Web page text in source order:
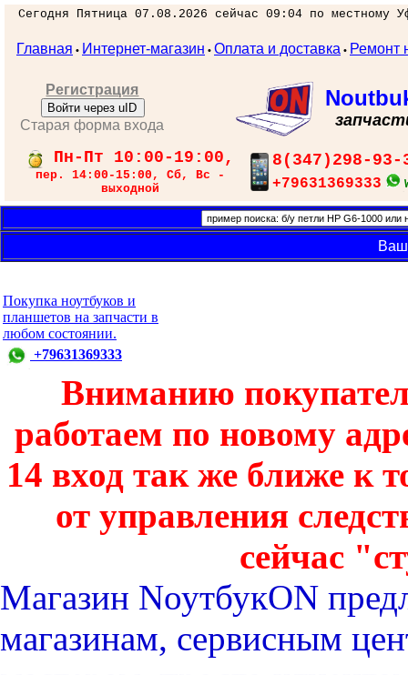
Сегодня Пятница 07.08.2026 сейчас 09:04 по местному
Главная • Интернет-магазин • Оплата и доставка • Ремонт
Регистрация
Войти через uID
Старая форма входа
Пн-Пт 10:00-19:00,
пер. 14:00-15:00, Сб, Вс -
выходной
8(347)298-93-
+79631369333
Покупка ноутбуков и
планшетов на запчасти в
любом состоянии.
+79631369333
Вниманию
работаем по новому
14 вход так же ближе к
от управления
сейчас
Магазин NоутбукON
магазинам, сервисным